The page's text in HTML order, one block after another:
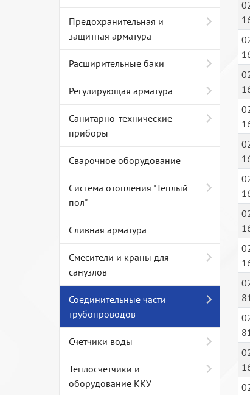
Предохранительная и
защитная арматура
Расширительные баки
Регулирующая арматура
Санитарно-технические
приборы
Сварочное оборудование
Система отопления "Теплый
пол"
Сливная арматура
Смесители и краны для
санузлов
Соединительные части
трубопроводов
Счетчики воды
Теплосчетчики и
оборудование ККУ